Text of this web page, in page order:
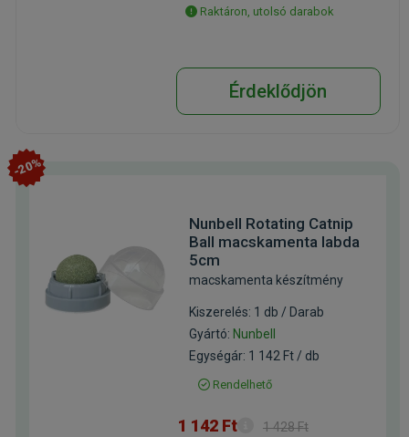
Raktáron, utolsó darabok
Érdeklődjön
-20%
Nunbell Rotating Catnip
Ball macskamenta labda
5cm
macskamenta készítmény
Kiszerelés: 1 db / Darab
Gyártó: Nunbell
Egységár: 1 142 Ft / db
Rendelhető
1 142 Ft 1 428 Ft